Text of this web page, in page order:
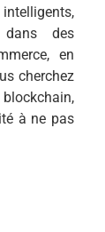
dans des
en
cherchez
à ne pas